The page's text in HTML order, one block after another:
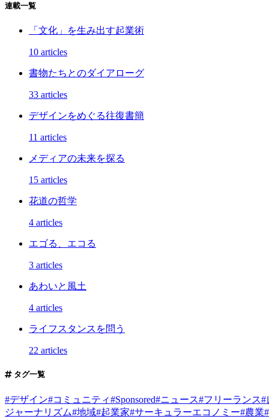
連載一覧
「文化」を生み出す起業術
10 articles
書物たちとのダイアローグ
33 articles
デザインをめぐる往復書簡
11 articles
メディアの未来を探る
15 articles
花道の哲学
4 articles
エゴる、エコる
3 articles
あわいと風土
4 articles
ライフスタンスを問う
22 articles
タグ一覧
#デザイン#コミュニティ#Sponsored#ニュース#フリーランス#
ジャーナリズム#地域#起業家#サーキュラーエコノミー#農業#